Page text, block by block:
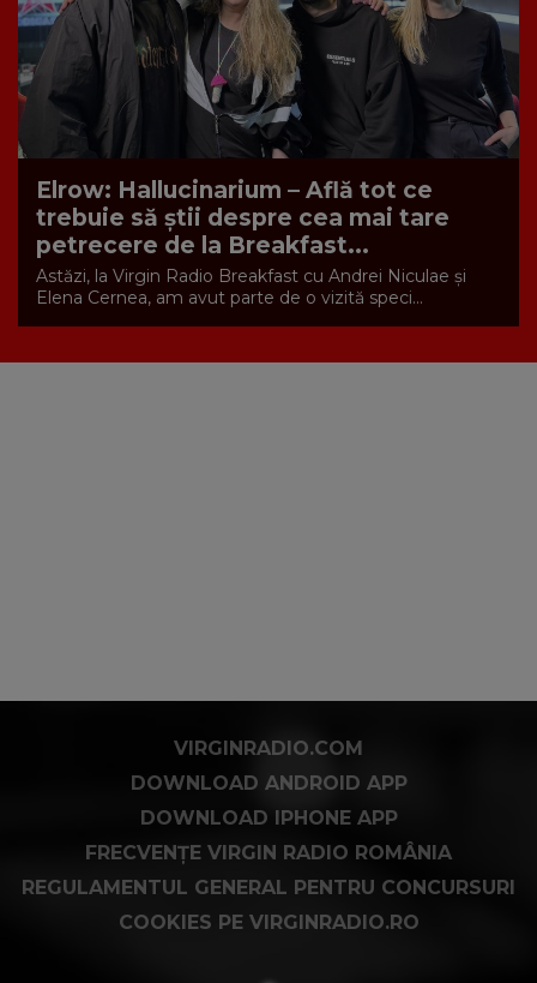
Elrow: Hallucinarium – Află tot ce
trebuie să știi despre cea mai tare
petrecere de la Breakfast...
Astăzi, la Virgin Radio Breakfast cu Andrei Niculae și
Elena Cernea, am avut parte de o vizită speci...
VIRGINRADIO.COM
DOWNLOAD ANDROID APP
DOWNLOAD IPHONE APP
FRECVENȚE VIRGIN RADIO ROMÂNIA
REGULAMENTUL GENERAL PENTRU CONCURSURI
COOKIES PE VIRGINRADIO.RO